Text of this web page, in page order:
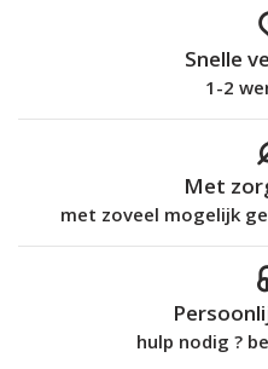
Snelle
1-2
Met
met zoveel mogelijk
hulp nodig ?